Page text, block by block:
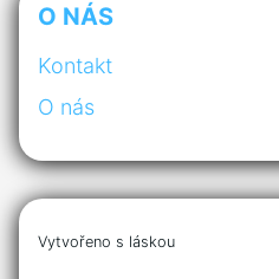
O NÁS
Kontakt
O nás
Vytvořeno s láskou